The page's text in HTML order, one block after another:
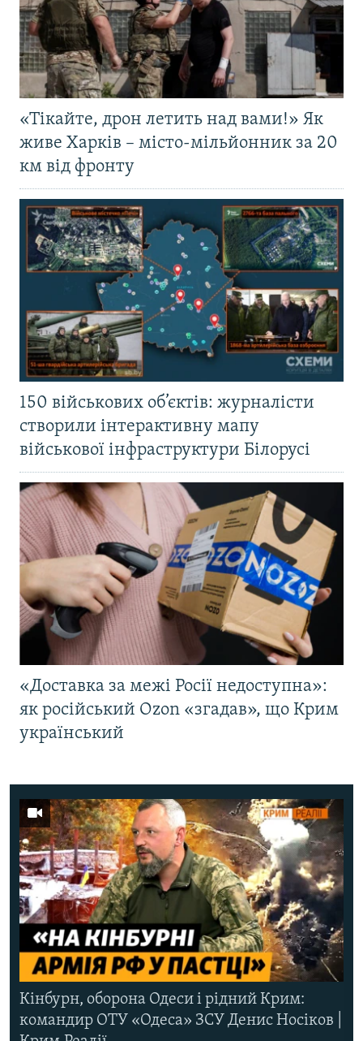
«Тікайте, дрон летить над вами!» Як
живе Харків – місто-мільйонник за 20
км від фронту
150 військових об’єктів: журналісти
створили інтерактивну мапу
військової інфраструктури Білорусі
«Доставка за межі Росії недоступна»:
як російський Ozon «згадав», що Крим
український
Кінбурн, оборона Одеси і рідний Крим:
командир ОТУ «Одеса» ЗСУ Денис Носіков |